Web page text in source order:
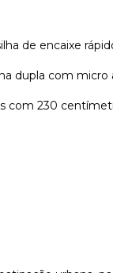
de encaixe
dupla com micro
com 230